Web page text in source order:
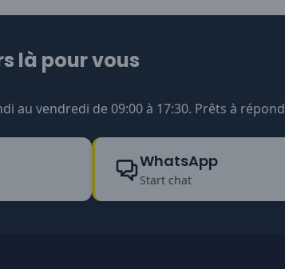
là pour vous
au vendredi de 09:00 à 17:30. Prêts à
WhatsApp
Start chat